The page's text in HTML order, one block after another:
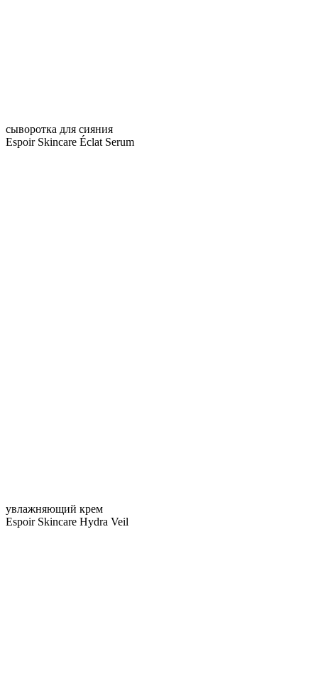
сыворотка для сияния
Espoir Skincare Éclat Serum
увлажняющий крем
Espoir Skincare Hydra Veil